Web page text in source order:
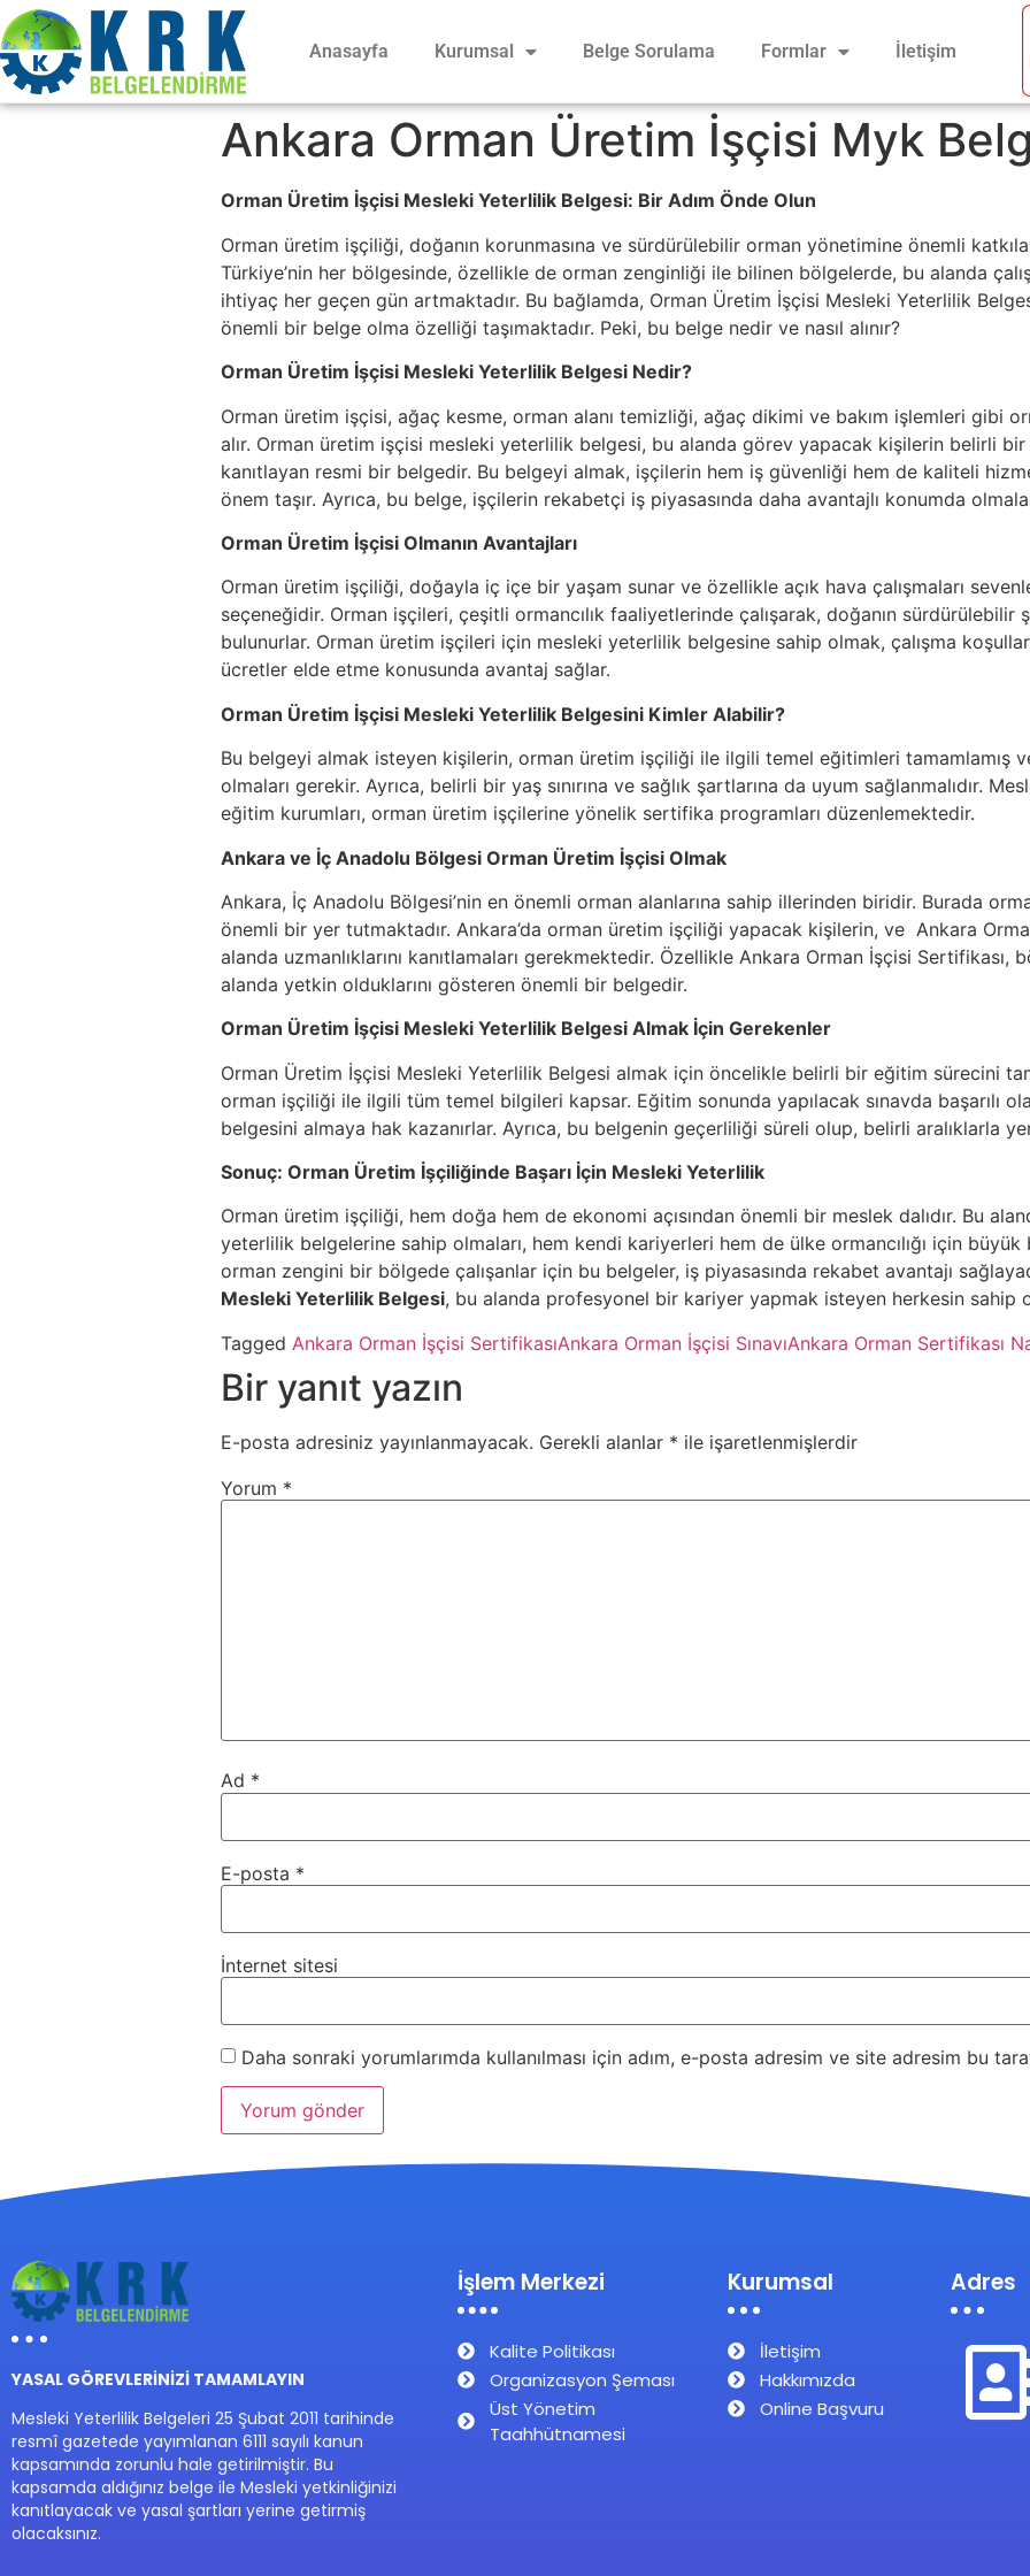
Anasayfa Kurumsal Belge Sorulama Formlar İletişim
Ankara Orman Üretim İşçisi Myk
Orman Üretim İşçisi Mesleki Yeterlilik Belgesi: Bir Adım Önde Olun
Orman üretim işçiliği, doğanın korunmasına ve sürdürülebilir orman yönetimine önemli
Türkiye’nin her bölgesinde, özellikle de orman zenginliği ile bilinen bölgelerde, bu alanda
ihtiyaç her geçen gün artmaktadır. Bu bağlamda, Orman Üretim İşçisi Mesleki Yeterlilik
önemli bir belge olma özelliği taşımaktadır. Peki, bu belge nedir ve nasıl alınır?
Orman Üretim İşçisi Mesleki Yeterlilik Belgesi Nedir?
Orman üretim işçisi, ağaç kesme, orman alanı temizliği, ağaç dikimi ve bakım işlemleri gibi
alır. Orman üretim işçisi mesleki yeterlilik belgesi, bu alanda görev yapacak kişilerin belirli
kanıtlayan resmi bir belgedir. Bu belgeyi almak, işçilerin hem iş güvenliği hem de kaliteli
önem taşır. Ayrıca, bu belge, işçilerin rekabetçi iş piyasasında daha avantajlı konumda
Orman Üretim İşçisi Olmanın Avantajları
Orman üretim işçiliği, doğayla iç içe bir yaşam sunar ve özellikle açık hava çalışmaları
seçeneğidir. Orman işçileri, çeşitli ormancılık faaliyetlerinde çalışarak, doğanın sürdürülebilir
bulunurlar. Orman üretim işçileri için mesleki yeterlilik belgesine sahip olmak, çalışma
ücretler elde etme konusunda avantaj sağlar.
Orman Üretim İşçisi Mesleki Yeterlilik Belgesini Kimler Alabilir?
Bu belgeyi almak isteyen kişilerin, orman üretim işçiliği ile ilgili temel eğitimleri tamamlamış
olmaları gerekir. Ayrıca, belirli bir yaş sınırına ve sağlık şartlarına da uyum sağlanmalıdır.
eğitim kurumları, orman üretim işçilerine yönelik sertifika programları düzenlemektedir.
Ankara ve İç Anadolu Bölgesi Orman Üretim İşçisi Olmak
Ankara, İç Anadolu Bölgesi’nin en önemli orman alanlarına sahip illerinden biridir. Burada
önemli bir yer tutmaktadır. Ankara’da orman üretim işçiliği yapacak kişilerin, ve Ankara
alanda uzmanlıklarını kanıtlamaları gerekmektedir. Özellikle Ankara Orman İşçisi
alanda yetkin olduklarını gösteren önemli bir belgedir.
Orman Üretim İşçisi Mesleki Yeterlilik Belgesi Almak İçin Gerekenler
Orman Üretim İşçisi Mesleki Yeterlilik Belgesi almak için öncelikle belirli bir eğitim sürecini
orman işçiliği ile ilgili tüm temel bilgileri kapsar. Eğitim sonunda yapılacak sınavda başarılı
belgesini almaya hak kazanırlar. Ayrıca, bu belgenin geçerliliği süreli olup, belirli aralıklarla
Sonuç: Orman Üretim İşçiliğinde Başarı İçin Mesleki Yeterlilik
Orman üretim işçiliği, hem doğa hem de ekonomi açısından önemli bir meslek dalıdır. Bu
yeterlilik belgelerine sahip olmaları, hem kendi kariyerleri hem de ülke ormancılığı için
orman zengini bir bölgede çalışanlar için bu belgeler, iş piyasasında rekabet avantajı
Mesleki Yeterlilik Belgesi, bu alanda profesyonel bir kariyer yapmak isteyen herkesin sahip
Tagged Ankara Orman İşçisi SertifikasıAnkara Orman İşçisi SınavıAnkara Orman Sertifikası
Bir yanıt yazın
E-posta adresiniz yayınlanmayacak. Gerekli alanlar * ile işaretlenmişlerdir
Yorum *
Ad *
E-posta *
İnternet sitesi
Daha sonraki yorumlarımda kullanılması için adım, e-posta adresim ve site adresim bu
YASAL GÖREVLERİNİZİ TAMAMLAYIN
Mesleki Yeterlilik Belgeleri 25 Şubat 2011 tarihinde
resmî gazetede yayımlanan 6111 sayılı kanun
kapsamında zorunlu hale getirilmiştir. Bu
kapsamda aldığınız belge ile Mesleki yetkinliğinizi
kanıtlayacak ve yasal şartları yerine getirmiş
olacaksınız.
İşlem Merkezi
Kalite Politikası
Organizasyon Şeması
Üst Yönetim
Taahhütnamesi
Kurumsal
İletişim
Hakkımızda
Online Başvuru
Adres